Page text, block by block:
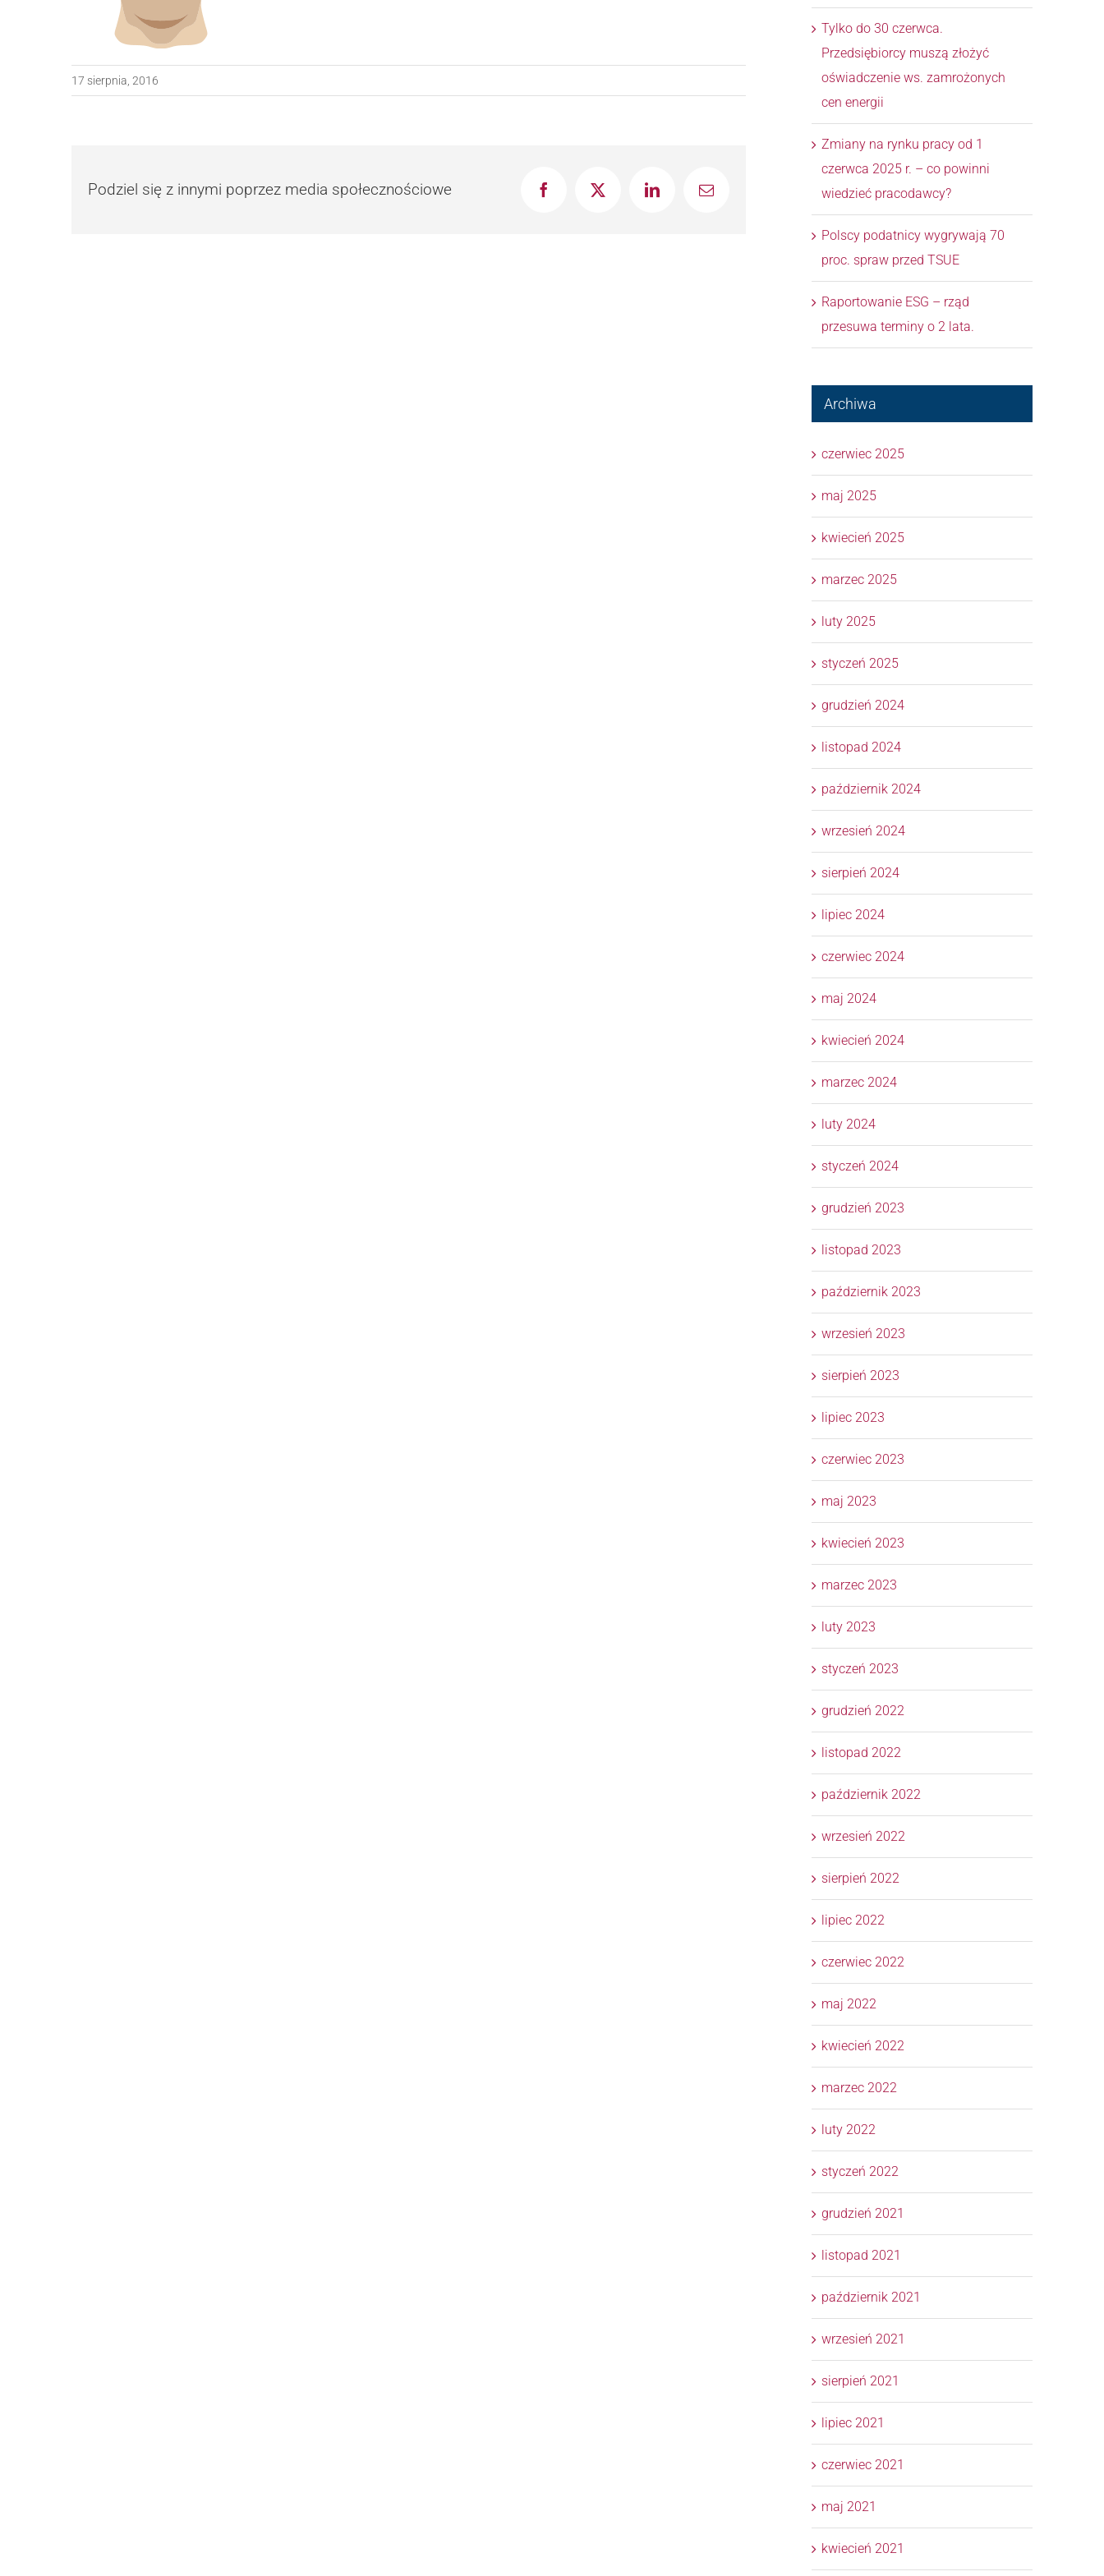
17 sierpnia, 2016
Podziel się z innymi poprzez media społecznościowe FacebookX LinkedInEmail
Tylko do 30 czerwca.
Przedsiębiorcy muszą złożyć
oświadczenie ws. zamrożonych
cen energii
Zmiany na rynku pracy od 1
czerwca 2025 r. – co powinni
wiedzieć pracodawcy?
Polscy podatnicy wygrywają 70
proc. spraw przed TSUE
Raportowanie ESG – rząd
przesuwa terminy o 2 lata.
Archiwa
czerwiec 2025
maj 2025
kwiecień 2025
marzec 2025
luty 2025
styczeń 2025
grudzień 2024
listopad 2024
październik 2024
wrzesień 2024
sierpień 2024
lipiec 2024
czerwiec 2024
maj 2024
kwiecień 2024
marzec 2024
luty 2024
styczeń 2024
grudzień 2023
listopad 2023
październik 2023
wrzesień 2023
sierpień 2023
lipiec 2023
czerwiec 2023
maj 2023
kwiecień 2023
marzec 2023
luty 2023
styczeń 2023
grudzień 2022
listopad 2022
październik 2022
wrzesień 2022
sierpień 2022
lipiec 2022
czerwiec 2022
maj 2022
kwiecień 2022
marzec 2022
luty 2022
styczeń 2022
grudzień 2021
listopad 2021
październik 2021
wrzesień 2021
sierpień 2021
lipiec 2021
czerwiec 2021
maj 2021
kwiecień 2021